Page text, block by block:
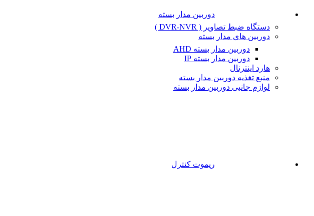
دوربین مدار بسته
دستگاه ضبط تصاویر ( DVR-NVR )
دوربین های مدار بسته
دوربین مدار بسته AHD
دوربین مدار بسته IP
هارد اینترنال
منبع تغذیه دوربین مدار بسته
لوازم جانبی دوربین مدار بسته
ریموت کنترل